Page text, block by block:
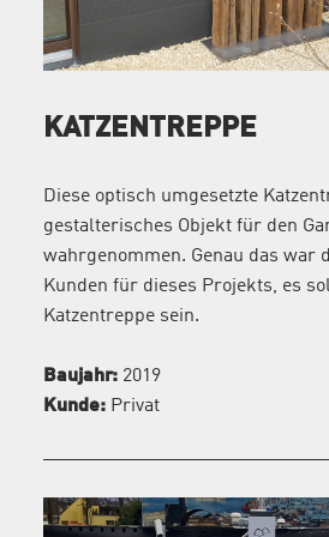
KATZENTREPPE
Diese optisch umgesetzte
gestalterisches Objekt für den
wahrgenommen. Genau das war
Kunden für dieses Projekts, es
Katzentreppe sein.
Baujahr:2019
Kunde:Privat